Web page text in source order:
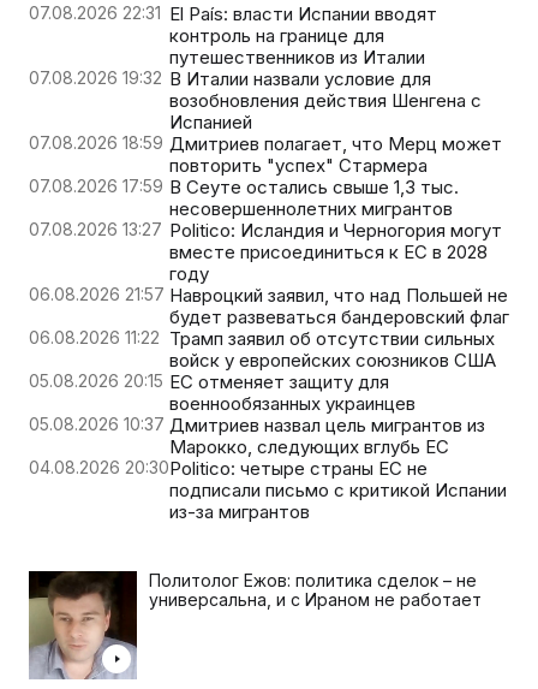
07.08.2026 22:31 El País: власти Испании вводят
контроль на границе для
путешественников из Италии
07.08.2026 19:32 В Италии назвали условие для
возобновления действия Шенгена с
Испанией
07.08.2026 18:59 Дмитриев полагает, что Мерц может
повторить "успех" Стармера
07.08.2026 17:59 В Сеуте остались свыше 1,3 тыс.
несовершеннолетних мигрантов
07.08.2026 13:27 Politico: Исландия и Черногория могут
вместе присоединиться к ЕС в 2028
году
06.08.2026 21:57 Навроцкий заявил, что над Польшей не
будет развеваться бандеровский флаг
06.08.2026 11:22 Трамп заявил об отсутствии сильных
войск у европейских союзников США
05.08.2026 20:15 ЕС отменяет защиту для
военнообязанных украинцев
05.08.2026 10:37 Дмитриев назвал цель мигрантов из
Марокко, следующих вглубь ЕС
04.08.2026 20:30Politico: четыре страны ЕС не
подписали письмо с критикой Испании
из-за мигрантов
Политолог Ежов: политика сделок – не
универсальна, и с Ираном не работает